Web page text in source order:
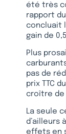
été très
rapport
concluait
gain de
Plus
pas de
prix TTC
croître de
La seule
d’ailleurs
effets en